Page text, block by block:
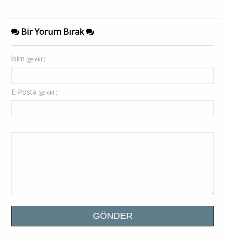
Bir Yorum Bırak
İsim (gerekli)
E-Posta (gerekli)